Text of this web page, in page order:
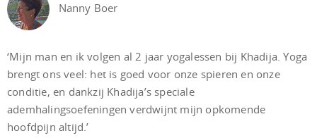
Nanny Boer
‘Mijn man en ik volgen al 2 jaar yogalessen bij Khadija. Yoga
brengt ons veel: het is goed voor onze spieren en onze
conditie, en dankzij Khadija’s speciale
ademhalingsoefeningen verdwijnt mijn opkomende
hoofdpijn altijd.’